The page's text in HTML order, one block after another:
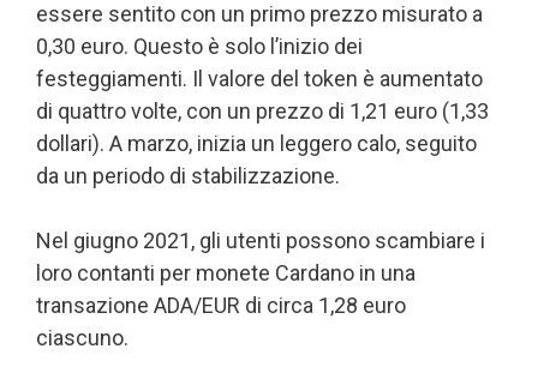
essere sentito con un primo prezzo misurato a
0,30 euro. Questo è solo l’inizio dei
festeggiamenti. Il valore del token è aumentato
di quattro volte, con un prezzo di 1,21 euro (1,33
dollari). A marzo, inizia un leggero calo, seguito
da un periodo di stabilizzazione.
Nel giugno 2021, gli utenti possono scambiare i
loro contanti per monete Cardano in una
transazione ADA/EUR di circa 1,28 euro
ciascuno.